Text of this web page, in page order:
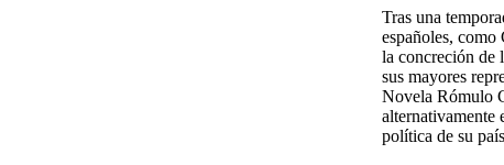
Tras una
españoles, como
la concreción de
sus mayores
Novela Rómulo
alternativamente
política de su